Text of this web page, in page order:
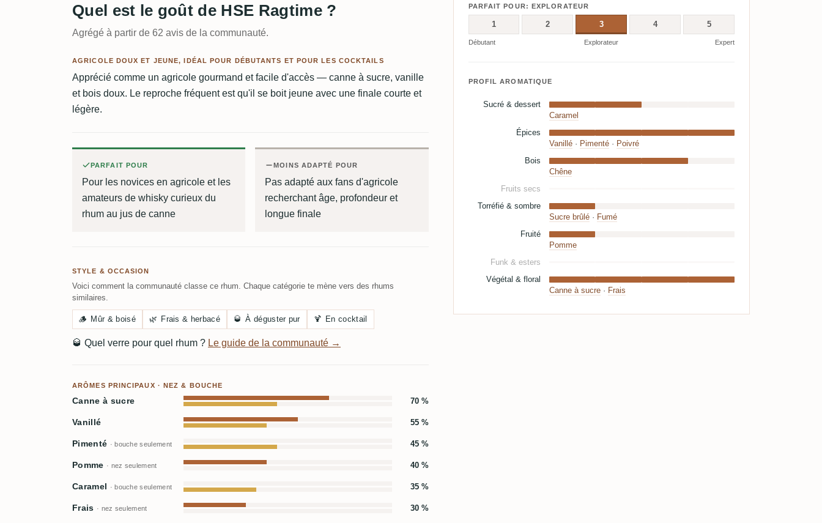
Quel est le goût de HSE Ragtime ?
Agrégé à partir de 62 avis de la communauté.
AGRICOLE DOUX ET JEUNE, IDÉAL POUR DÉBUTANTS ET POUR LES COCKTAILS
Apprécié comme un agricole gourmand et facile d'accès — canne à sucre, vanille
et bois doux. Le reproche fréquent est qu'il se boit jeune avec une finale courte et
légère.
PARFAIT POUR
Pour les novices en agricole et les
amateurs de whisky curieux du
rhum au jus de canne
MOINS ADAPTÉ POUR
Pas adapté aux fans d'agricole
recherchant âge, profondeur et
longue finale
STYLE & OCCASION
Voici comment la communauté classe ce rhum. Chaque catégorie te mène vers des rhums
similaires.
🪵 Mûr & boisé 🌿 Frais & herbacé 🥃 À déguster pur 🍹 En cocktail
🥃 Quel verre pour quel rhum ? Le guide de la communauté →
ARÔMES PRINCIPAUX · NEZ & BOUCHE
Canne à sucre 70 %
Vanillé 55 %
Pimenté · bouche seulement 45 %
Pomme · nez seulement 40 %
Caramel · bouche seulement 35 %
Frais · nez seulement 30 %
PARFAIT POUR: EXPLORATEUR
1 2 3 4 5
Débutant Explorateur Expert
PROFIL AROMATIQUE
Sucré & dessert
Caramel
Épices
Vanillé· Pimenté· Poivré
Bois
Chêne
Fruits secs
Torréfié & sombre
Sucre brûlé· Fumé
Fruité
Pomme
Funk & esters
Végétal & floral
Canne à sucre· Frais